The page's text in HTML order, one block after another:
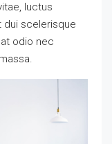
luctus
dui scelerisque
odio nec